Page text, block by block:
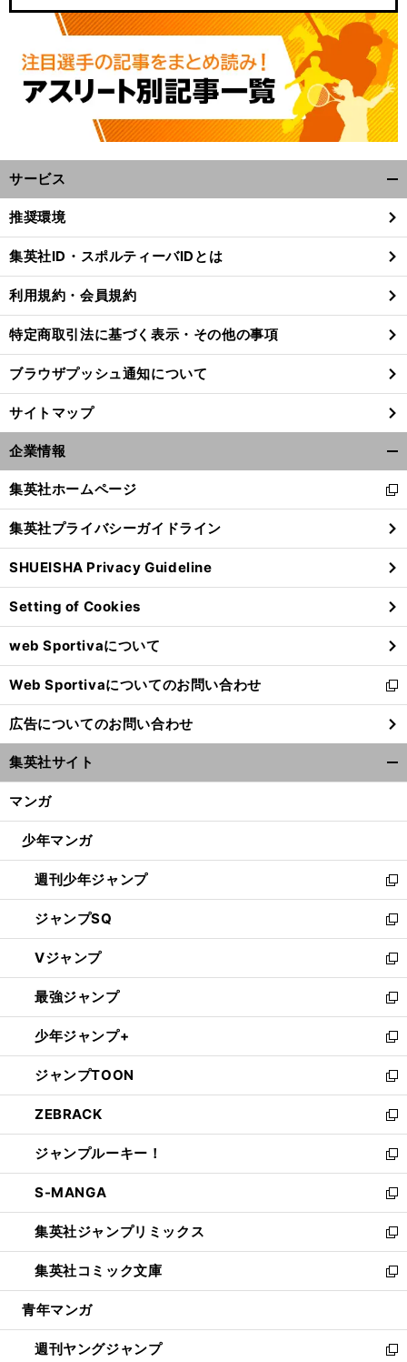
前
へ
サービス
閉
る
推奨環境
集英社ID・スポルティーバIDとは
利用規約・会員規約
特定商取引法に基づく表示・その他の事項
ブラウザプッシュ通知について
サイトマップ
企業情報
閉
る
集英社ホームページ
新
し
い
ウ
ィ
ン
ド
ウ
で
開
く
集英社プライバシーガイドライン
SHUEISHA Privacy Guideline
Setting of Cookies
web Sportivaについて
Web Sportivaについてのお問い合わせ
新
し
い
ウ
ィ
ン
ウ
開
く
広告についてのお問い合わせ
集英社サイト
マンガ
少年マンガ
週刊少年ジャンプ
新
し
い
ウ
ィ
ン
ド
ウ
で
開
く
ジャンプSQ
新
し
い
ウ
ィ
ン
ド
ウ
で
開
く
Vジャンプ
新
し
い
ウ
ィ
ン
ド
ウ
で
開
く
最強ジャンプ
新
し
い
ウ
ィ
ン
ド
ウ
で
開
く
少年ジャンプ+
新
し
い
ウ
ィ
ン
ド
ウ
で
開
く
ジャンプTOON
新
し
い
ウ
ィ
ン
ド
ウ
で
開
く
ZEBRACK
新
し
い
ウ
ィ
ン
ド
ウ
で
開
ジャンプルーキー！
新
し
い
ウ
ィ
ン
ド
ウ
開
く
S-MANGA
新
し
い
ウ
ィ
ン
ウ
で
集英社ジャンプリミックス
新
し
い
ウ
ン
ド
集英社コミック文庫
新
し
ウ
ィ
青年マンガ
週刊ヤングジャンプ
新